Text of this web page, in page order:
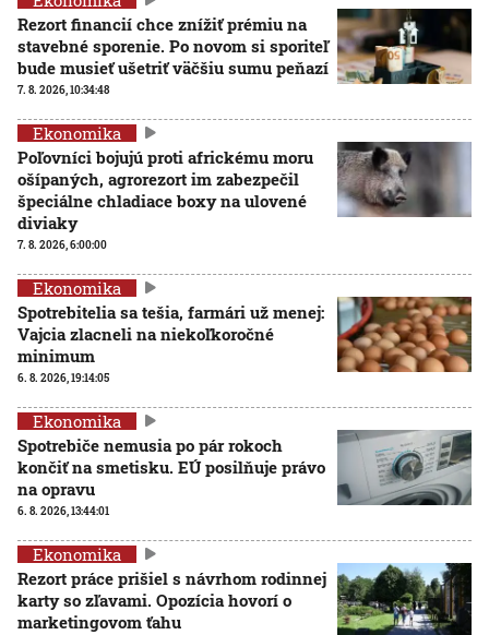
Rezort financií chce znížiť prémiu na
stavebné sporenie. Po novom si sporiteľ
bude musieť ušetriť väčšiu sumu peňazí
7. 8. 2026, 10:34:48
Ekonomika
Poľovníci bojujú proti africkému moru
ošípaných, agrorezort im zabezpečil
špeciálne chladiace boxy na ulovené
diviaky
7. 8. 2026, 6:00:00
Ekonomika
Spotrebitelia sa tešia, farmári už menej:
Vajcia zlacneli na niekoľkoročné
minimum
6. 8. 2026, 19:14:05
Ekonomika
Spotrebiče nemusia po pár rokoch
končiť na smetisku. EÚ posilňuje právo
na opravu
6. 8. 2026, 13:44:01
Ekonomika
Rezort práce prišiel s návrhom rodinnej
karty so zľavami. Opozícia hovorí o
marketingovom ťahu